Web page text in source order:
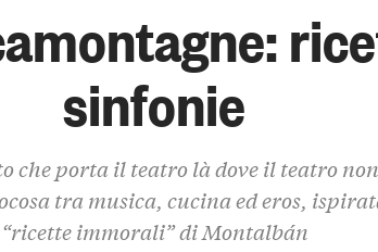
sinfonie
che porta il teatro là dove il teatro
tra musica, cucina ed eros,
“ricette immorali” di Montalbán